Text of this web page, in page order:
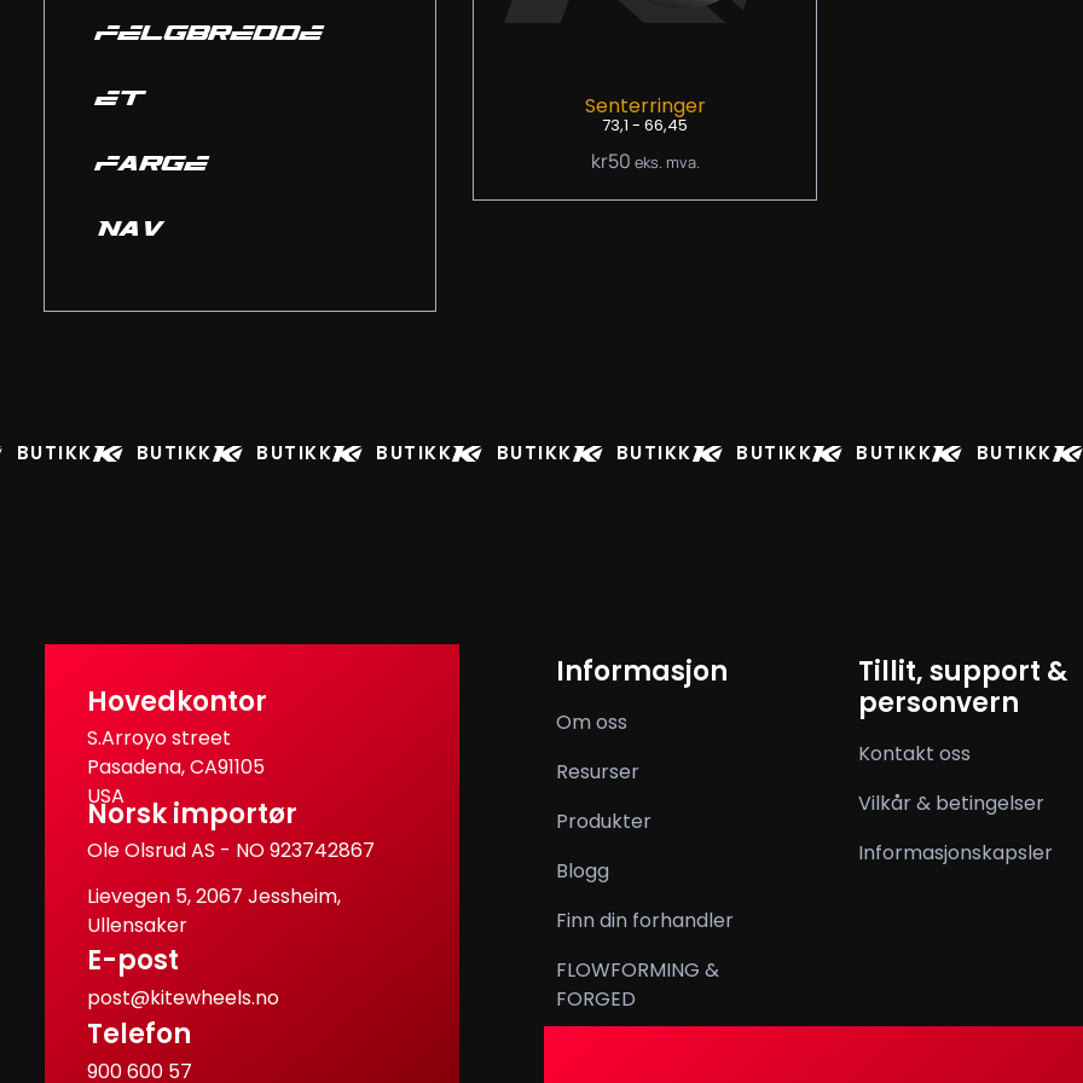
FELGBREDDE
ET
FARGE
NAV
Senterringer
73,1 - 66,45
kr50 eks. mva.
BUTIKK BUTIKK BUTIKK BUTIKK BUTIKK BUTIKK BUTIKK BUTIKK BUTIKK
Hovedkontor
S.Arroyo street
Pasadena, CA91105
USA
Norsk importør
Ole Olsrud AS - NO 923742867
Lievegen 5, 2067 Jessheim,
Ullensaker
E-post
post@kitewheels.no
Telefon
900 600 57
Informasjon
Om oss
Resurser
Produkter
Blogg
Finn din forhandler
FLOWFORMING &
FORGED
Tillit, support &
personvern
Kontakt oss
Vilkår & betingelser
Informasjonskapsler